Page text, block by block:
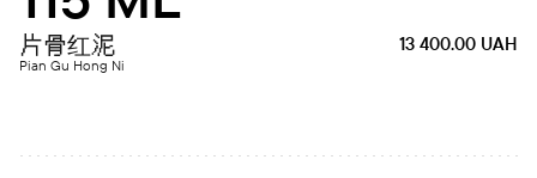
13 400.00 UAH
片骨红泥
Pian Gu Hong Ni